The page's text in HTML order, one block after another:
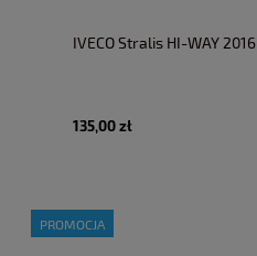
IVECO Stralis HI-WAY
135,00 zł
PROMOCJA